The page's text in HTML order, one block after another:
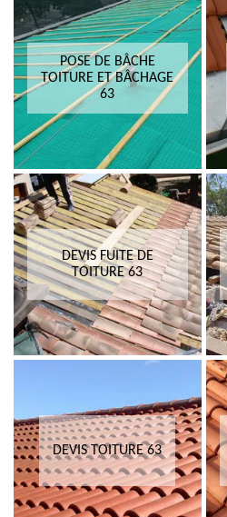
POSE DE BÂCHE
TOITURE ET BÂCHAGE
63
DEVIS FUITE DE
TOITURE 63
DEVIS TOITURE 63